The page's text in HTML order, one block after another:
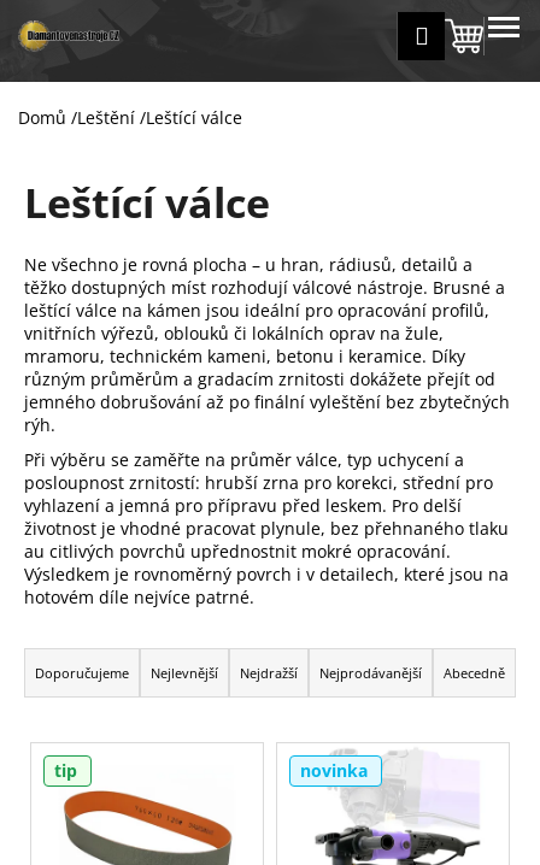
na
obsah
Přihlášení
košík
MENU
Domů /Leštění /Leštící válce
Leštící válce
Ne všechno je rovná plocha – u hran, rádiusů, detailů a
těžko dostupných míst rozhodují válcové nástroje. Brusné a
leštící válce na kámen jsou ideální pro opracování profilů,
vnitřních výřezů, oblouků či lokálních oprav na žule,
mramoru, technickém kameni, betonu i keramice. Díky
různým průměrům a gradacím zrnitosti dokážete přejít od
jemného dobrušování až po finální vyleštění bez zbytečných
rýh.
Při výběru se zaměřte na průměr válce, typ uchycení a
posloupnost zrnitostí: hrubší zrna pro korekci, střední pro
vyhlazení a jemná pro přípravu před leskem. Pro delší
životnost je vhodné pracovat plynule, bez přehnaného tlaku
au citlivých povrchů upřednostnit mokré opracování.
Výsledkem je rovnoměrný povrch i v detailech, které jsou na
hotovém díle nejvíce patrné.
Ř
a
z
e
Doporučujeme Nejlevnější Nejdražší Nejprodávanější Abecedně
V
tip novinka
š
Zpět
Zpět
C
p
o
t
ř
e
b
u
j
e
t
e
n
a
j
?
Hledat